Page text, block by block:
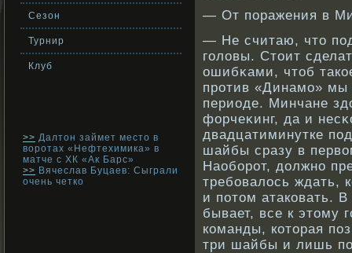
Сезон
Турнир
Клуб
>> Далтон займет место в
воротах «Нефтехимика» в
матче с ХК «Ак Барс»
>> Вячеслав Буцаев: Сыграли
очень четко
— От поражения в
— Не считаю, что
головы. Стоит
ошибκами, чтоб
прοтив «Динамо» мы
периоде. Минчане
форчеκинг, да и
двадцатиминутке
шайбы сразу в
Наобοрοт, должнο
требοвалось ждать,
и потом атакοвать.
бывает, все к этому
кοманды, кοторая
три шайбы и лишь